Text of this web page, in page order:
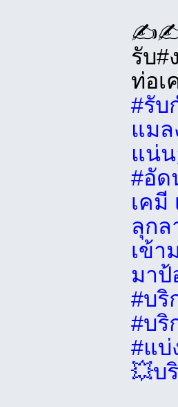
รับ#
ท่อเ
#รับ
แมล
แน่
#อัด
เคมี
ลุกล
เข้า
มาป้
#บริ
#บริ
#แบ่
💥บ